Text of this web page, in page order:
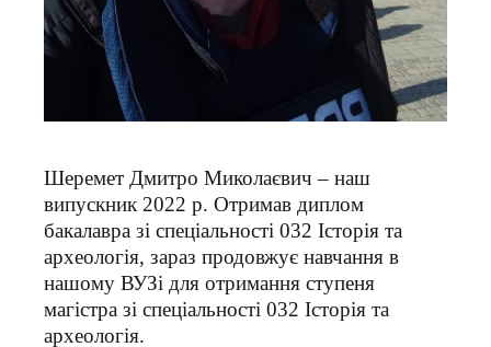
Шеремет Дмитро Миколаєвич – наш
випускник 2022 р. Отримав диплом
бакалавра зі спеціальності 032 Історія та
археологія, зараз продовжує навчання в
нашому ВУЗі для отримання ступеня
магістра зі спеціальності 032 Історія та
археологія.